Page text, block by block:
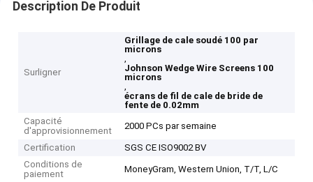
Description De Produit
Surligner
Grillage de cale soudé 100 par
microns
,
Johnson Wedge Wire Screens 100
microns
,
écrans de fil de cale de bride de
fente de 0.02mm
Capacité
d'approvisionnement
2000 PCs par semaine
Certification
SGS CE ISO9002 BV
Conditions de
paiement
MoneyGram, Western Union, T/T, L/C